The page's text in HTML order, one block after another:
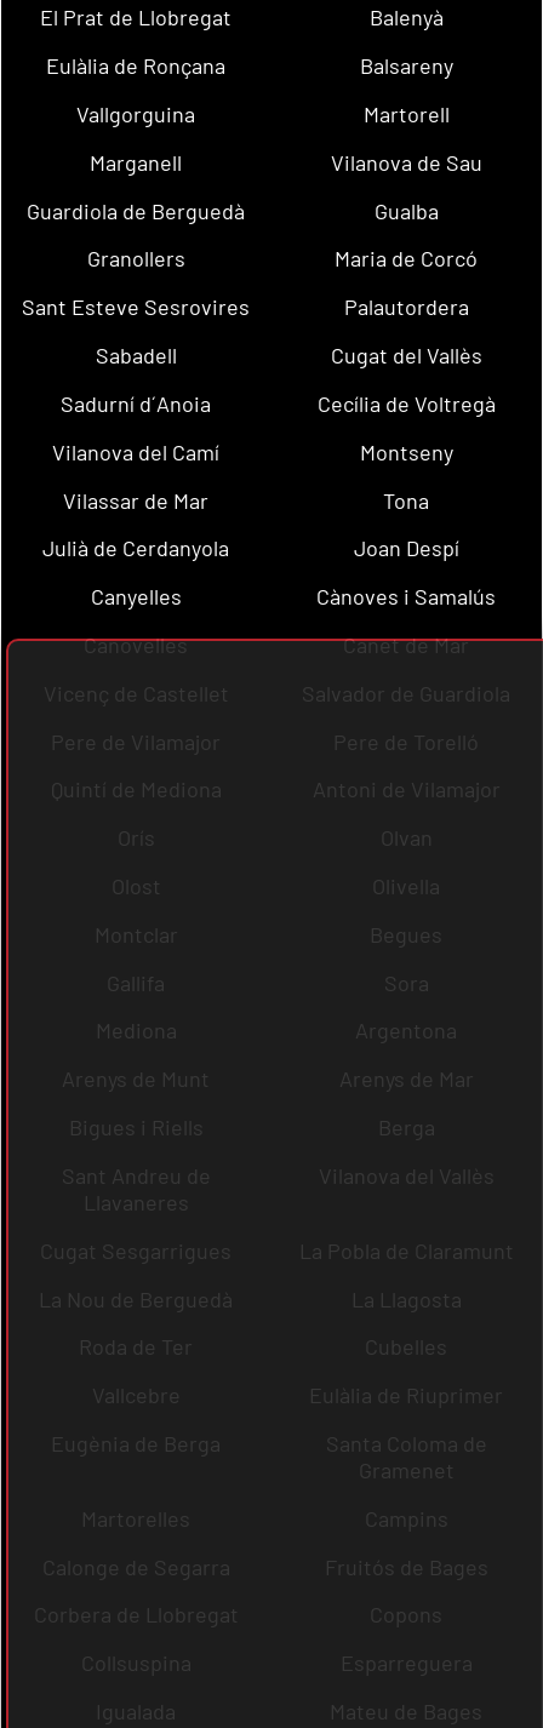
El Prat de Llobregat
Balenyà
Eulàlia de Ronçana
Balsareny
Vallgorguina
Martorell
Marganell
Vilanova de Sau
Guardiola de Berguedà
Gualba
Granollers
Maria de Corcó
Sant Esteve Sesrovires
Palautordera
Sabadell
Cugat del Vallès
Sadurní d´Anoia
Cecília de Voltregà
Vilanova del Camí
Montseny
Vilassar de Mar
Tona
Julià de Cerdanyola
Joan Despí
Canyelles
Cànoves i Samalús
Canovelles
Canet de Mar
Vicenç de Castellet
Salvador de Guardiola
Pere de Vilamajor
Pere de Torelló
Quintí de Mediona
Antoni de Vilamajor
Orís
Olvan
Olost
Olivella
Montclar
Begues
Gallifa
Sora
Mediona
Argentona
Arenys de Munt
Arenys de Mar
Bigues i Riells
Berga
Sant Andreu de
Llavaneres
Vilanova del Vallès
Cugat Sesgarrigues
La Pobla de Claramunt
La Nou de Berguedà
La Llagosta
Roda de Ter
Cubelles
Vallcebre
Eulàlia de Riuprimer
Eugènia de Berga
Santa Coloma de
Gramenet
Martorelles
Campins
Calonge de Segarra
Fruitós de Bages
Corbera de Llobregat
Copons
Collsuspina
Esparreguera
Igualada
Mateu de Bages